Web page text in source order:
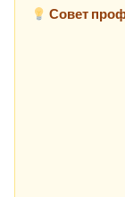
Совет